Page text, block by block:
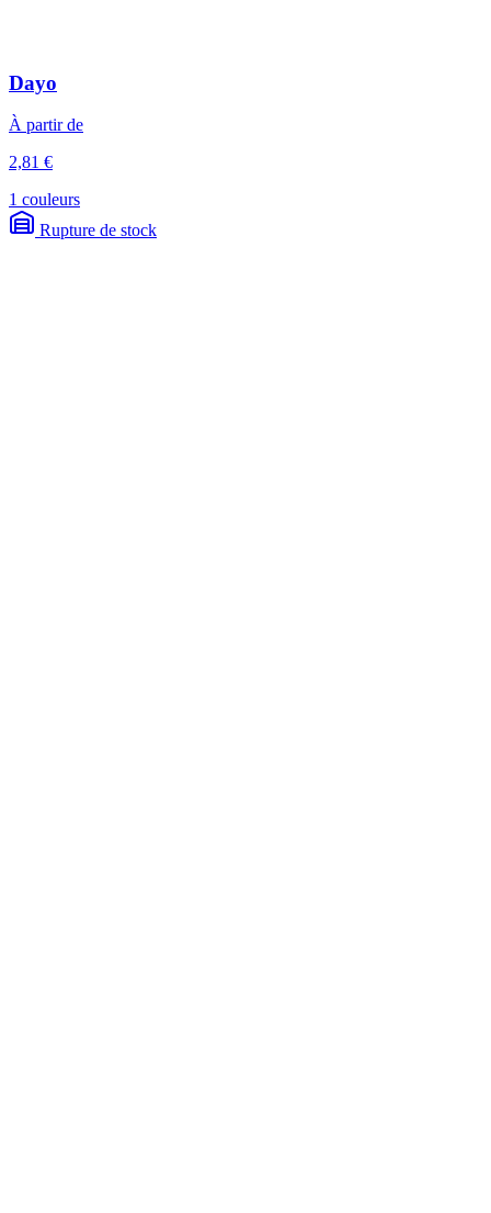
Dayo
À partir de
2,81 €
1 couleurs
Rupture de stock